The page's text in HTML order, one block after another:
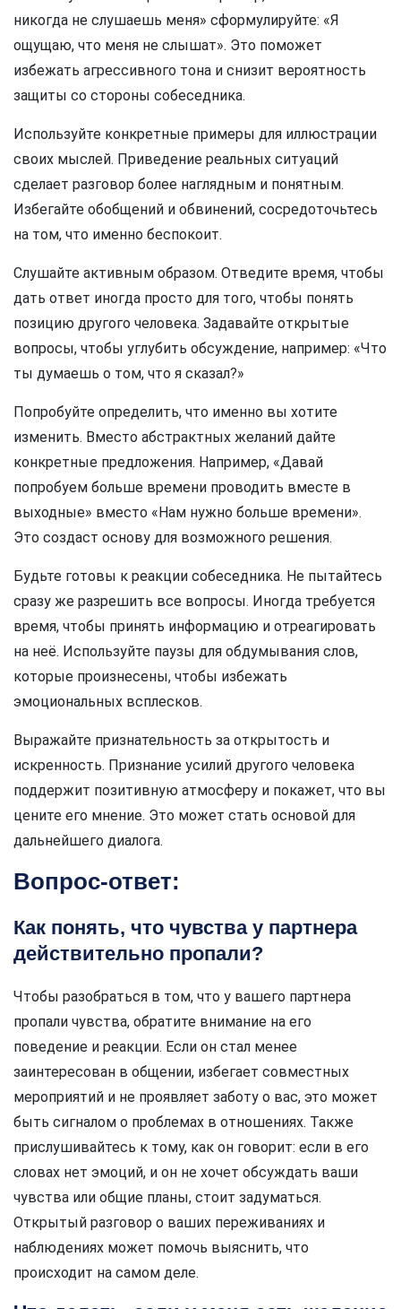
никогда не слушаешь меня» сформулируйте: «Я
ощущаю, что меня не слышат». Это поможет
избежать агрессивного тона и снизит вероятность
защиты со стороны собеседника.
Используйте конкретные примеры для иллюстрации
своих мыслей. Приведение реальных ситуаций
сделает разговор более наглядным и понятным.
Избегайте обобщений и обвинений, сосредоточьтесь
на том, что именно беспокоит.
Слушайте активным образом. Отведите время, чтобы
дать ответ иногда просто для того, чтобы понять
позицию другого человека. Задавайте открытые
вопросы, чтобы углубить обсуждение, например: «Что
ты думаешь о том, что я сказал?»
Попробуйте определить, что именно вы хотите
изменить. Вместо абстрактных желаний дайте
конкретные предложения. Например, «Давай
попробуем больше времени проводить вместе в
выходные» вместо «Нам нужно больше времени».
Это создаст основу для возможного решения.
Будьте готовы к реакции собеседника. Не пытайтесь
сразу же разрешить все вопросы. Иногда требуется
время, чтобы принять информацию и отреагировать
на неё. Используйте паузы для обдумывания слов,
которые произнесены, чтобы избежать
эмоциональных всплесков.
Выражайте признательность за открытость и
искренность. Признание усилий другого человека
поддержит позитивную атмосферу и покажет, что вы
цените его мнение. Это может стать основой для
дальнейшего диалога.
Вопрос-ответ:
Как понять, что чувства у партнера
действительно пропали?
Чтобы разобраться в том, что у вашего партнера
пропали чувства, обратите внимание на его
поведение и реакции. Если он стал менее
заинтересован в общении, избегает совместных
мероприятий и не проявляет заботу о вас, это может
быть сигналом о проблемах в отношениях. Также
прислушивайтесь к тому, как он говорит: если в его
словах нет эмоций, и он не хочет обсуждать ваши
чувства или общие планы, стоит задуматься.
Открытый разговор о ваших переживаниях и
наблюдениях может помочь выяснить, что
происходит на самом деле.